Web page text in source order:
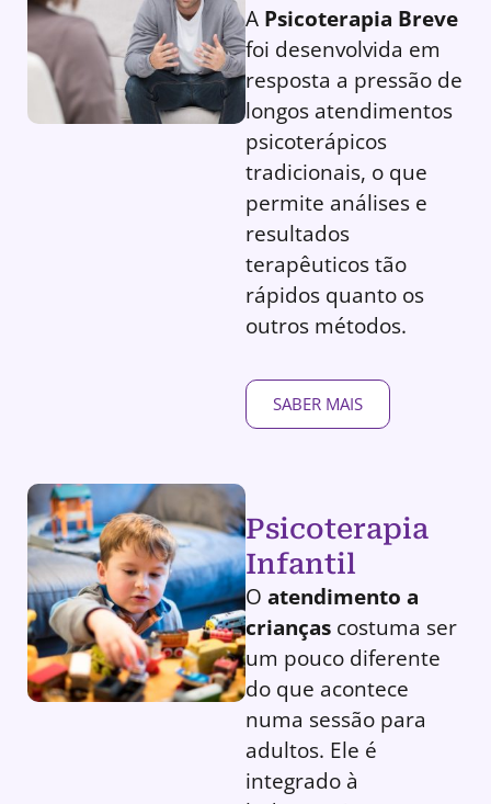
A Psicoterapia Breve
foi desenvolvida em
resposta a pressão de
longos atendimentos
psicoterápicos
tradicionais, o que
permite análises e
resultados
terapêuticos tão
rápidos quanto os
outros métodos.
SABER MAIS
Psicoterapia
Infantil
O atendimento a
crianças costuma ser
um pouco diferente
do que acontece
numa sessão para
adultos. Ele é
integrado à